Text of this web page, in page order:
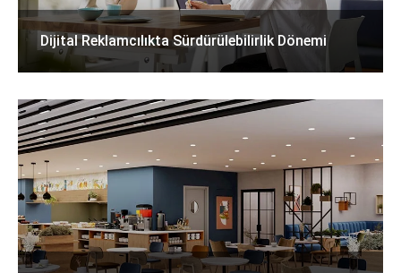
Dijital Reklamcılıkta Sürdürülebilirlik Dönemi